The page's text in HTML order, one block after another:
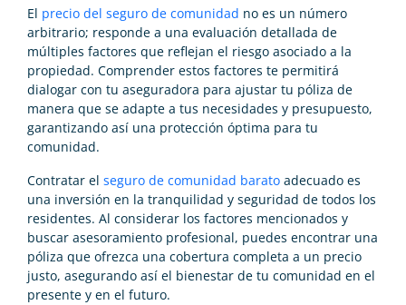
El precio del seguro de comunidad no es un número
arbitrario; responde a una evaluación detallada de
múltiples factores que reflejan el riesgo asociado a la
propiedad. Comprender estos factores te permitirá
dialogar con tu aseguradora para ajustar tu póliza de
manera que se adapte a tus necesidades y presupuesto,
garantizando así una protección óptima para tu
comunidad.
Contratar el seguro de comunidad barato adecuado es
una inversión en la tranquilidad y seguridad de todos los
residentes. Al considerar los factores mencionados y
buscar asesoramiento profesional, puedes encontrar una
póliza que ofrezca una cobertura completa a un precio
justo, asegurando así el bienestar de tu comunidad en el
presente y en el futuro.